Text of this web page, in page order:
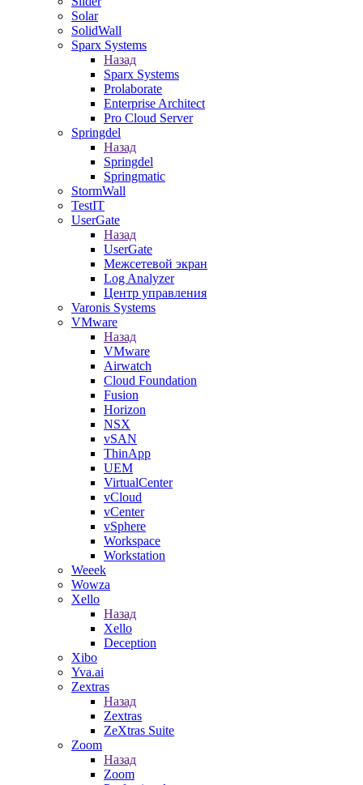
Solar
SolidWall
Sparx Systems
Назад
Sparx Systems
Prolaborate
Enterprise Architect
Pro Cloud Server
Springdel
Назад
Springdel
Springmatic
StormWall
TestIT
UserGate
Назад
UserGate
Межсетевой экран
Log Analyzer
Центр управления
Varonis Systems
VMware
Назад
VMware
Airwatch
Cloud Foundation
Fusion
Horizon
NSX
vSAN
ThinApp
UEM
VirtualCenter
vCloud
vCenter
vSphere
Workspace
Workstation
Weeek
Wowza
Xello
Назад
Xello
Deception
Xibo
Yva.ai
Zextras
Назад
Zextras
ZeXtras Suite
Zoom
Назад
Zoom